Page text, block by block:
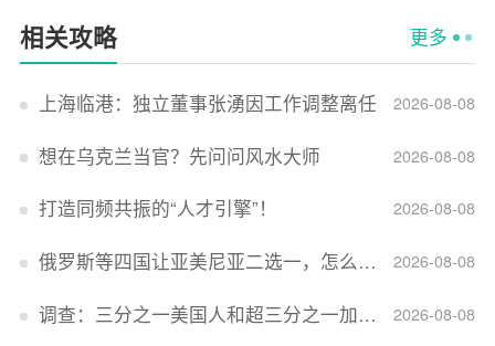
相关攻略 更多
2026-08-08
上海临港：独立董事张湧因工作调整离任
2026-08-08
想在乌克兰当官？先问问风水大师
2026-08-08
打造同频共振的“人才引擎”！
2026-08-08
俄罗斯等四国让亚美尼亚二选一，怎么回事？
2026-08-08
调查：三分之一美国人和超三分之一加拿大人感到经济压力